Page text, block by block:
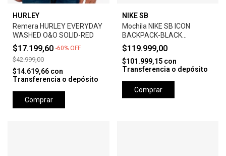
HURLEY
Remera HURLEY EVERYDAY
WASHED O&O SOLID-RED
$17.199,60 -60% OFF
$42.999,00
$14.619,66 con
Transferencia o depósito
Comprar
NIKE SB
Mochila NIKE SB ICON
BACKPACK-BLACK
ANTHRACITE
$119.999,00
$101.999,15 con
Transferencia o depósito
Comprar